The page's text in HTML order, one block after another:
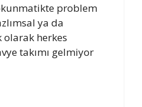
problem
ya da
olarak herkes
takımı gelmiyor